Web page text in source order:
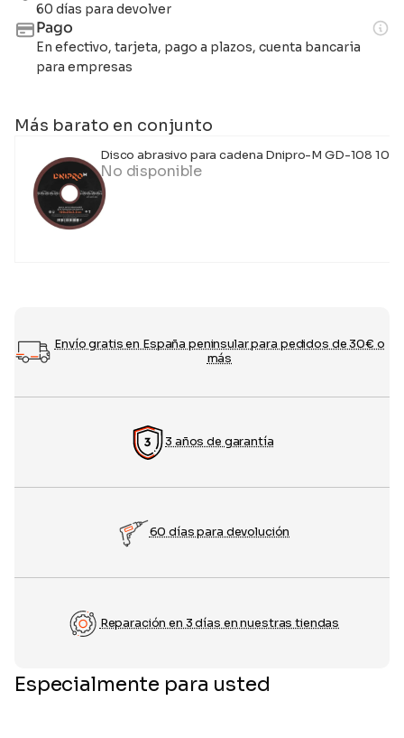
60 días para devolver
Pago
En efectivo, tarjeta, pago a plazos, cuenta bancaria
para empresas
Más barato en conjunto
Disco abrasivo para cadena Dnipro-M GD-108
No disponible
Envío gratis en España peninsular para pedidos de 30€ o
más
3 años de garantía
60 días para devolución
Reparación en 3 días en nuestras tiendas
Especialmente para usted